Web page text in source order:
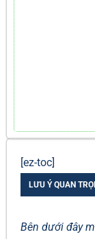
[ez-toc]
LƯU Ý QUAN
Bên dưới đây